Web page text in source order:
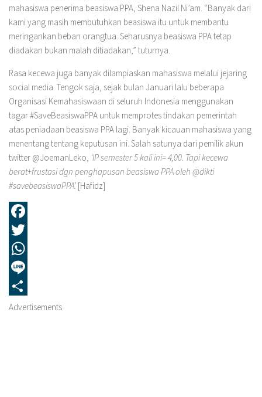
mahasiswa penerima beasiswa PPA, Shena Nazil Ni’am. “Banyak dari
kami yang masih membutuhkan beasiswa itu untuk membantu
meringankan beban orangtua. Seharusnya beasiswa PPA tetap
diadakan bukan malah ditiadakan,” tuturnya.
Rasa kecewa juga banyak dilampiaskan mahasiswa melalui jejaring
social media. Tengok saja, sejak bulan Januari lalu beberapa
Organisasi Kemahasiswaan di seluruh Indonesia menggunakan
tagar #SaveBeasiswaPPA untuk memprotes tindakan pemerintah
atas peniadaan beasiswa PPA lagi. Banyak kicauan mahasiswa yang
menentang tentang keputusan ini. Salah satunya dari pemilik akun
twitter @JoemanLeko, ‘IPsemester5kali ini= 4,00. Tapi kecewa
berat+frustasi dgn penghapusan beasiswa PPA oleh @dikti
#savebeasiswaPPA’. [Hafidz]
Facebook
Twitter
WhatsApp
Line
Share
Advertisements